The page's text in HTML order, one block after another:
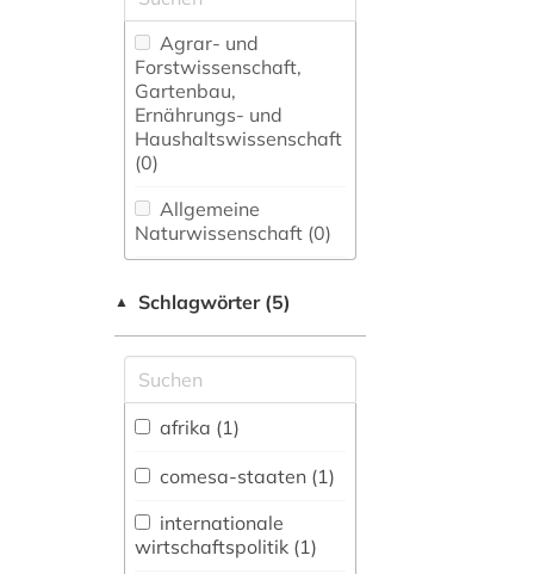
Agrar- und
Forstwissenschaft,
Gartenbau,
Ernährungs- und
Haushaltswissenschaft
(0)
Allgemeine
Naturwissenschaft (0)
fachübergreifende
Allgemeine und
vergleichende Sprach-
und
Literaturwissenschaft.
Indogermanistik.
Sprachen und
Literaturen (0)
▲ Schlagwörter (5)
afrika (1)
comesa-staaten (1)
internationale
wirtschaftspolitik (1)